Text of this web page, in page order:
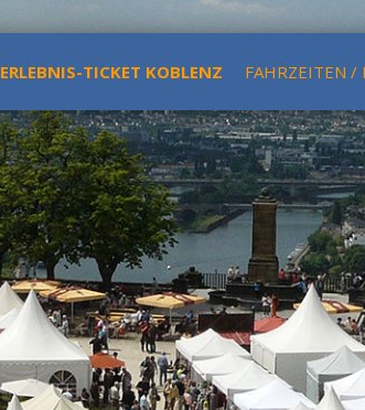
ERLEBNIS-TICKET KOBLENZ FAHRZEITEN /